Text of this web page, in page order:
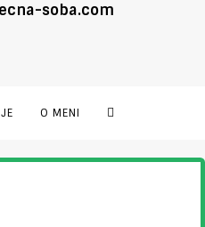
soba.com
O MENI